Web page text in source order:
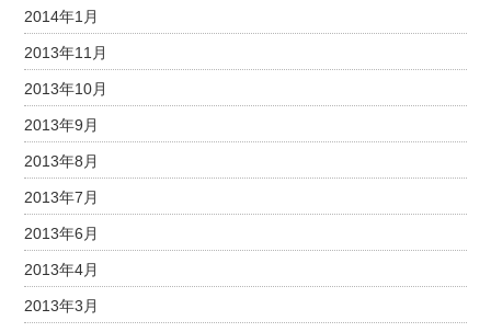
2014年1月
2013年11月
2013年10月
2013年9月
2013年8月
2013年7月
2013年6月
2013年4月
2013年3月